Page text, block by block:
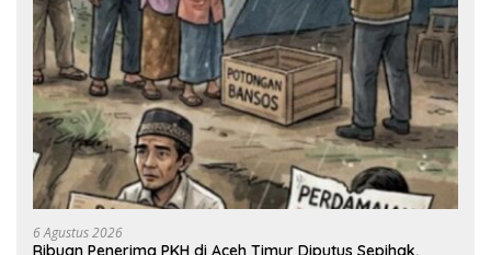
6 Agustus 2026
Ribuan Penerima PKH di Aceh Timur Diputus Sepihak,